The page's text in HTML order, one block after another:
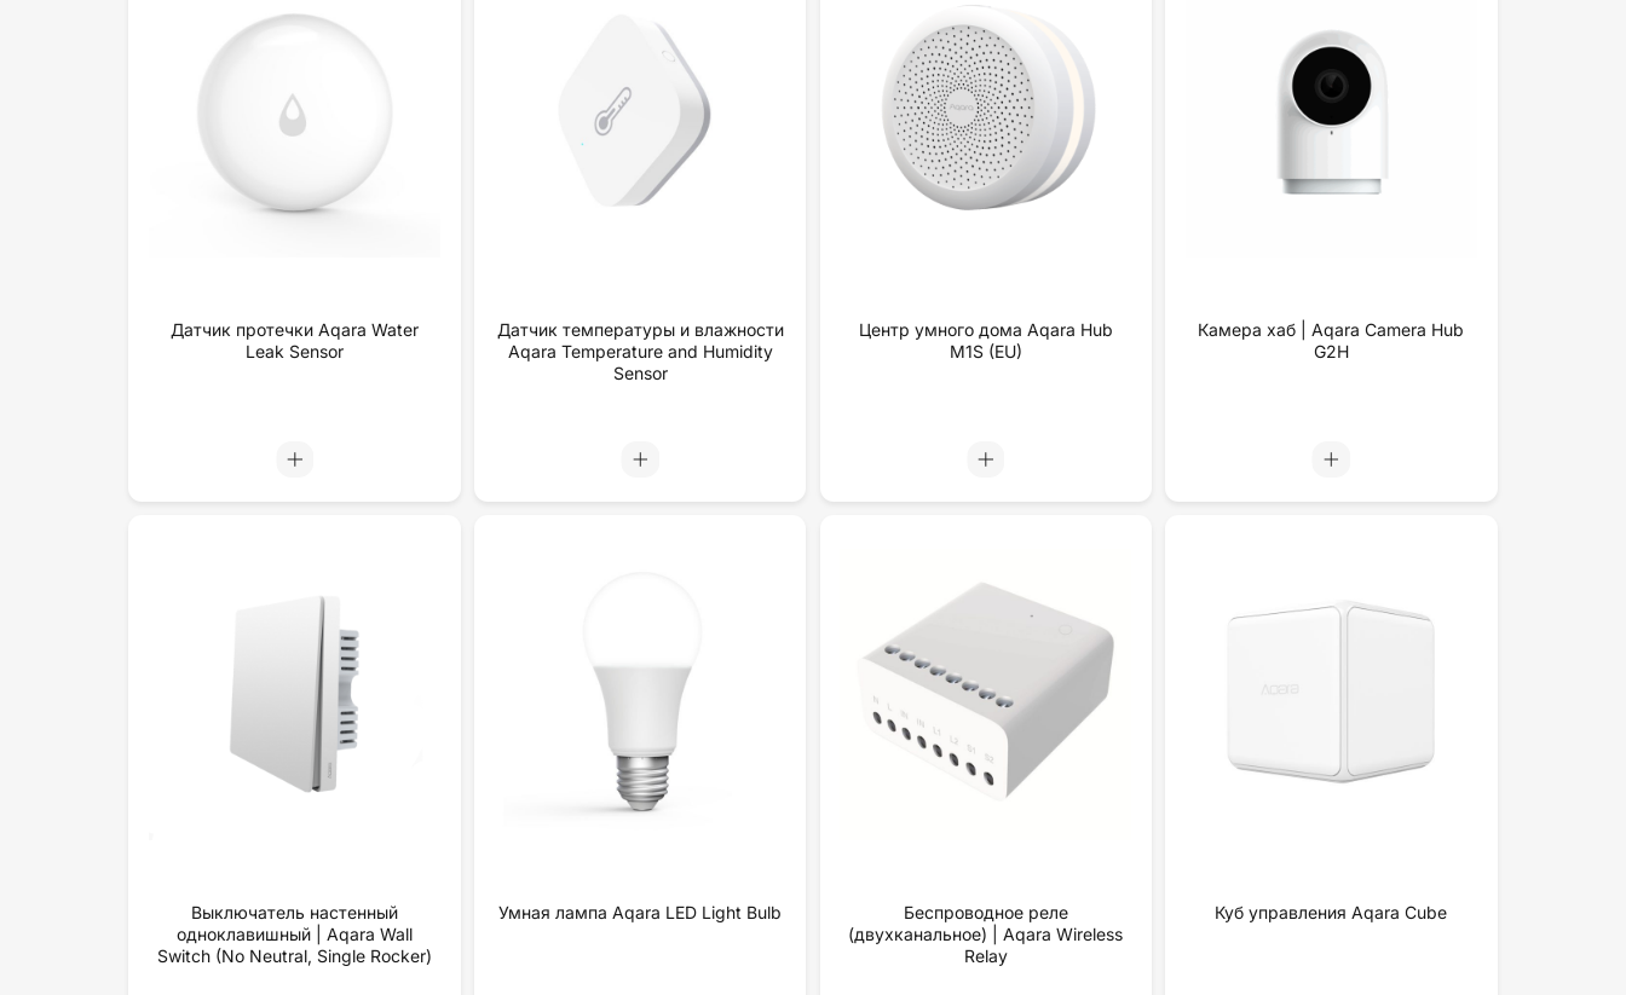
Датчик протечки Aqara Water
Leak Sensor
Датчик температуры и влажности
Aqara Temperature and Humidity
Sensor
Центр умного дома Aqara Hub
M1S (EU)
Камера хаб | Aqara Camera Hub
G2H
Выключатель настенный
одноклавишный | Aqara Wall
Switch (No Neutral, Single Rocker)
Умная лампа Aqara LED Light Bulb
Беспроводное реле
(двухканальное) | Aqara Wireless
Relay
Куб управления Aqara Cube